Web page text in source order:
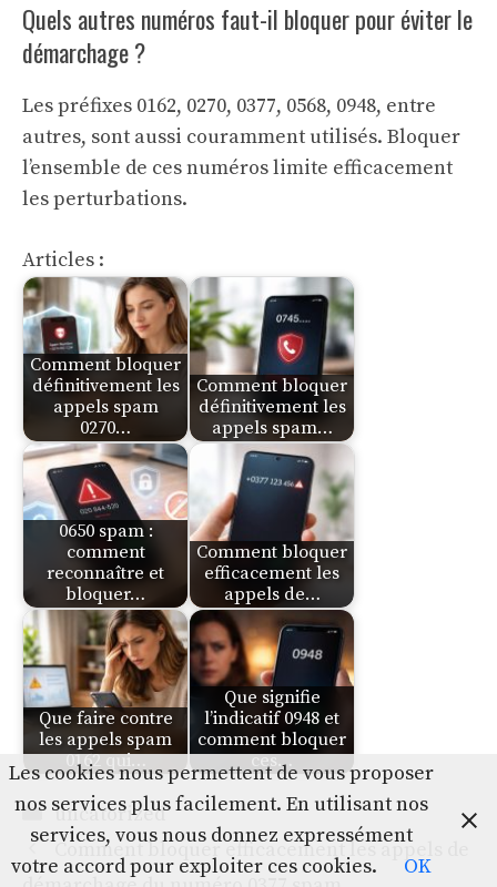
Quels autres numéros faut-il bloquer pour éviter le
démarchage ?
Les préfixes 0162, 0270, 0377, 0568, 0948, entre
autres, sont aussi couramment utilisés. Bloquer
l’ensemble de ces numéros limite efficacement
les perturbations.
Articles :
Comment bloquer
définitivement les
appels spam
0270…
Comment bloquer
définitivement les
appels spam…
0650 spam :
comment
reconnaître et
bloquer…
Comment bloquer
efficacement les
appels de…
Que faire contre
les appels spam
0162 qui…
Que signifie
l’indicatif 0948 et
comment bloquer
ces…
Catégories
uncatorized
Comment bloquer efficacement les appels de
Les cookies nous permettent de vous proposer
nos services plus facilement. En utilisant nos
services, vous nous donnez expressément
votre accord pour exploiter ces cookies.
OK